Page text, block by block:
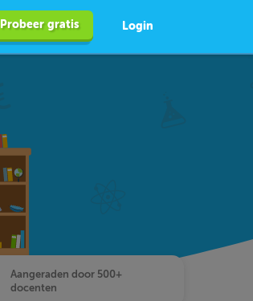
Probeer gratis Login
Aangeraden door 500+
docenten